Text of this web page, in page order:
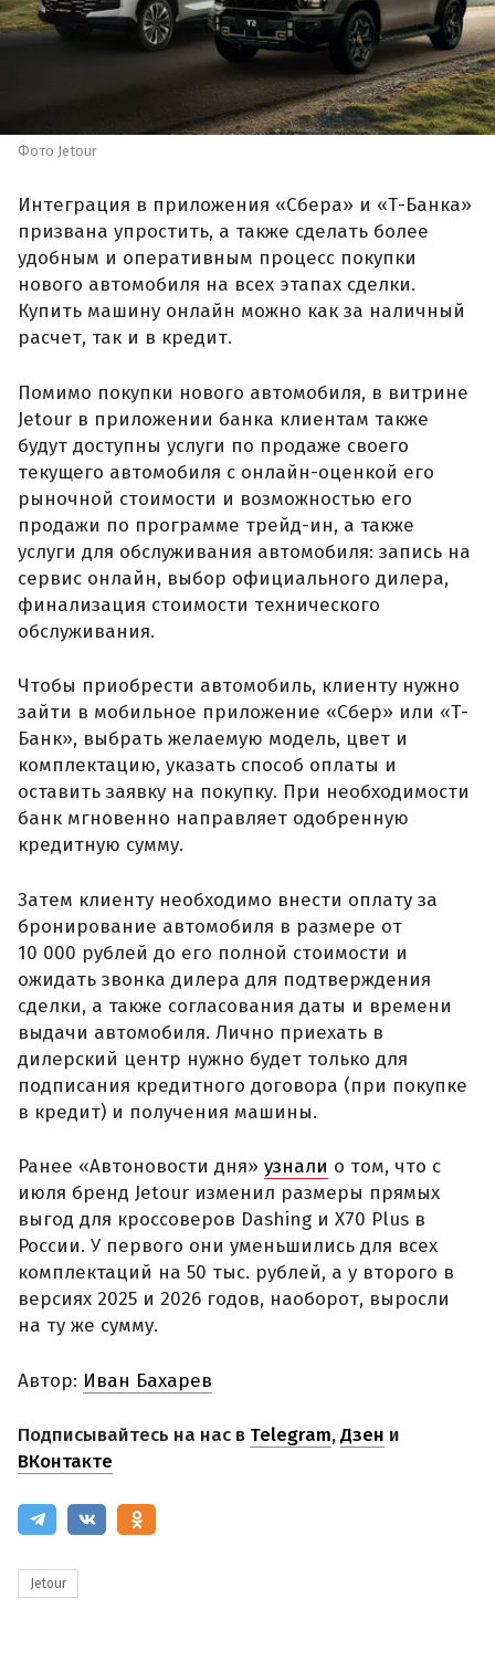
Фото Jetour
Интеграция в приложения «Сбера» и «Т-Банка»
призвана упростить, а также сделать более
удобным и оперативным процесс покупки
нового автомобиля на всех этапах сделки.
Купить машину онлайн можно как за наличный
расчет, так и в кредит.
Помимо покупки нового автомобиля, в витрине
Jetour в приложении банка клиентам также
будут доступны услуги по продаже своего
текущего автомобиля с онлайн-оценкой его
рыночной стоимости и возможностью его
продажи по программе трейд-ин, а также
услуги для обслуживания автомобиля: запись на
сервис онлайн, выбор официального дилера,
финализация стоимости технического
обслуживания.
Чтобы приобрести автомобиль, клиенту нужно
зайти в мобильное приложение «Сбер» или «Т-
Банк», выбрать желаемую модель, цвет и
комплектацию, указать способ оплаты и
оставить заявку на покупку. При необходимости
банк мгновенно направляет одобренную
кредитную сумму.
Затем клиенту необходимо внести оплату за
бронирование автомобиля в размере от
10 000 рублей до его полной стоимости и
ожидать звонка дилера для подтверждения
сделки, а также согласования даты и времени
выдачи автомобиля. Лично приехать в
дилерский центр нужно будет только для
подписания кредитного договора (при покупке
в кредит) и получения машины.
Ранее «Автоновости дня» узнали о том, что с
июля бренд Jetour изменил размеры прямых
выгод для кроссоверов Dashing и X70 Plus в
России. У первого они уменьшились для всех
комплектаций на 50 тыс. рублей, а у второго в
версиях 2025 и 2026 годов, наоборот, выросли
на ту же сумму.
Автор: Иван Бахарев
Подписывайтесь на нас в Telegram,Дзен и
ВКонтакте
Jetour